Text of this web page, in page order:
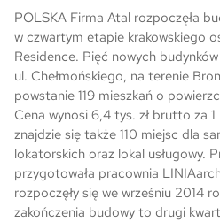
POLSKA Firma Atal rozpoczęła
w czwartym etapie krakowskiego
Residence. Pięć nowych
ul. Chełmońskiego, na terenie
powstanie 119 mieszkań o
Cena wynosi 6,4 tys. zł brutto za
znajdzie się także 110 miejsc dla
lokatorskich oraz lokal usługowy.
przygotowała pracownia
rozpoczęły się we wrześniu 2014
zakończenia budowy to drugi
ATAL Ruczaj w
Skwer Witosa w